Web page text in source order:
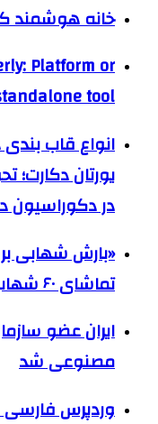
خانه هوشمند
Platform or
tool?
انواع قاب
یورتان
در دکوراسیون
«بارش شهابی
تماشای ۶۰ شهاب در هر ساعت!
ایران عضو
مصنوعی شد